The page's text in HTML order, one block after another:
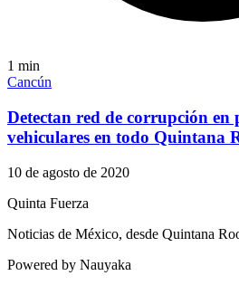
1 min
Cancún
Detectan red de corrupción en
vehiculares en todo Quintana
10 de agosto de 2020
Quinta Fuerza
Noticias de México, desde Quintana
Powered by Nauyaka